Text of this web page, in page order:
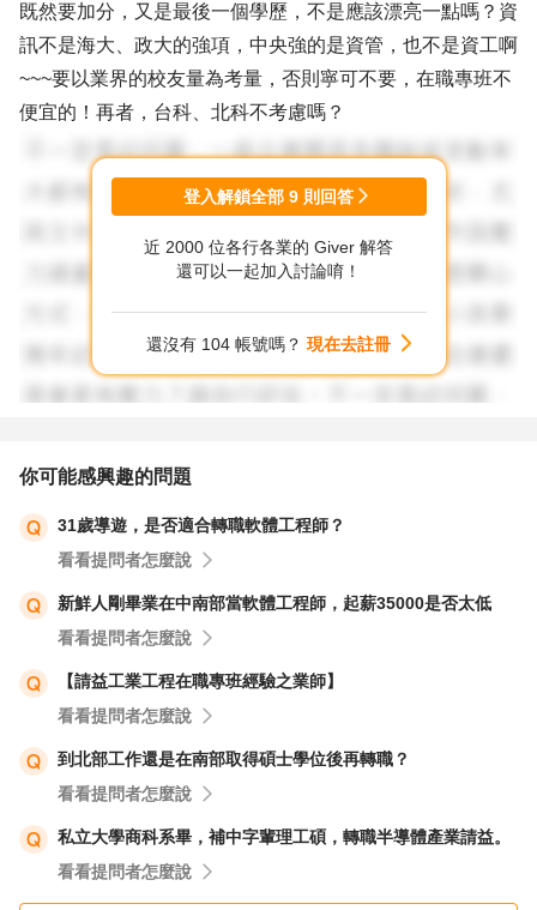
既然要加分，又是最後一個學歷，不是應該漂亮一點嗎？資
訊不是海大、政大的強項，中央強的是資管，也不是資工啊
~~~要以業界的校友量為考量，否則寧可不要，在職專班不
便宜的！再者，台科、北科不考慮嗎？
登入解鎖全部 9 則回答
近 2000 位各行各業的 Giver 解答
還可以一起加入討論唷！
還沒有 104 帳號嗎？ 現在去註冊
你可能感興趣的問題
31歲導遊，是否適合轉職軟體工程師？
看看提問者怎麼說
新鮮人剛畢業在中南部當軟體工程師，起薪35000是否太低
看看提問者怎麼說
【請益工業工程在職專班經驗之業師】
看看提問者怎麼說
到北部工作還是在南部取得碩士學位後再轉職？
看看提問者怎麼說
私立大學商科系畢，補中字輩理工碩，轉職半導體產業請益。
看看提問者怎麼說